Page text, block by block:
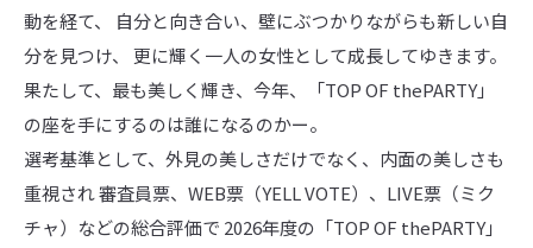
動を経て、 自分と向き合い、壁にぶつかりながらも新しい自
分を見つけ、 更に輝く一人の女性として成長してゆきます。
果たして、最も美しく輝き、今年、「TOP OF thePARTY」
の座を手にするのは誰になるのかー。
選考基準として、外見の美しさだけでなく、内面の美しさも
重視され 審査員票、WEB票（YELL VOTE）、LIVE票（ミク
チャ）などの総合評価で 2026年度の「TOP OF thePARTY」